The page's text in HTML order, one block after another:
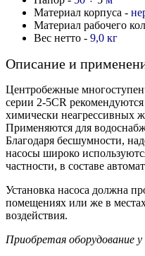
Материал корпуса -
Материал рабочего
Вес нетто - 9,0 кг
Описание и
Центробежные
серии 2-5СR
химически неагрессивных
Применяются для
Благодаря бесшумности,
насосы широко
частности, в составе
Установка насоса должна
помещениях или же в
воздействия.
Приобретая оборудование